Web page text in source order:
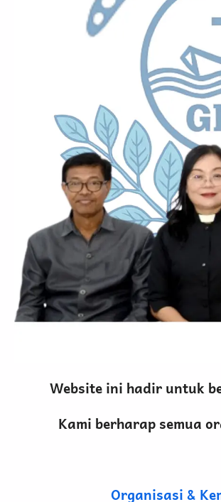
Website ini hadir untuk
Kami berharap semua
Organisasi &